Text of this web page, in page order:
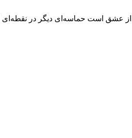
عشق است حماسه‌ای دیگر در نقطه‌ای از